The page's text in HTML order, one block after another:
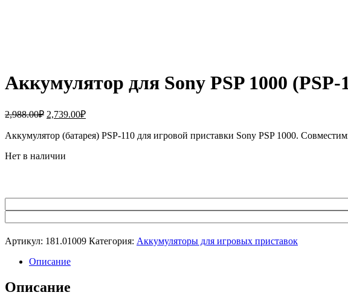
Аккумулятор для Sony PSP 1000 (PSP-
2,988.00₽ Первоначальная
составляла
2,739.00₽Текущая
2,739.00₽.
Аккумулятор (батарея) PSP-110 для игровой приставки Sony PSP 1000.
Нет в наличии
Артикул: 181.01009 Категория: Аккумуляторы для игровых приставок
Описание
Описание